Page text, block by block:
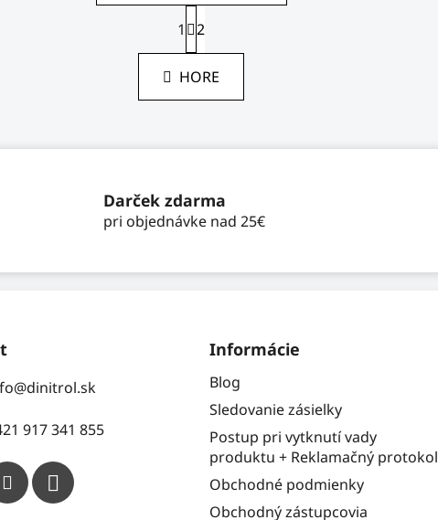
O
v
l
á
e
p
k
S
t
r
n
k
a
e
1 2
HORE
Darček zdarma
pri objednávke nad 25€
@dinitrol.sk
917 341 855
Informácie
Blog
Sledovanie zásielky
Postup pri vytknutí vady
produktu + Reklamačný protokol
Obchodné podmienky
Obchodný zástupcovia